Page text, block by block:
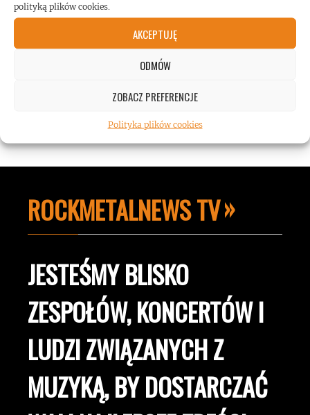
polityką plików cookies.
AKCEPTUJĘ
ODMÓW
ZOBACZ PREFERENCJE
Polityka plików cookies
Koncert AC/DC przekroczył poziom
hałasu!
ROCKMETALNEWS TV
JESTEŚMY BLISKO
ZESPOŁÓW, KONCERTÓW I
LUDZI ZWIĄZANYCH Z
MUZYKĄ, BY DOSTARCZAĆ